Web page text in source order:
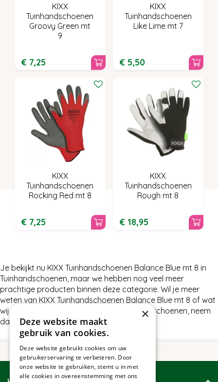
KIXX
Tuinhandschoenen
Groovy Green mt
9
€ 7,25
KIXX
Tuinhandschoenen
Like Lime mt 7
€ 5,50
KIXX
Tuinhandschoenen
Rocking Red mt 8
€ 7,25
KIXX
Tuinhandschoenen
Rough mt 8
€ 18,95
Je bekijkt nu KIXX Tuinhandschoenen Balance Blue mt 8 in
Tuinhandschoenen, maar we hebben nog veel meer
prachtige producten binnen deze categorie. Wil je meer
weten van KIXX Tuinhandschoenen Balance Blue mt 8 of wat
wij nog meer te bieden hebben in Tuinhandschoenen, neem
dan gerust contact met ons op.
×
Deze website maakt
gebruik van cookies.
Deze website gebruikt cookies om uw
gebruikerservaring te verbeteren. Door
onze website te gebruiken, stemt u in met
alle cookies in overeenstemming met ons